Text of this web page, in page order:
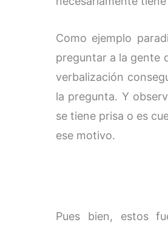
Como ejemplo
preguntar a la gente
verbalización
la pregunta. Y
se tiene prisa o es
ese motivo.
Pues bien, estos